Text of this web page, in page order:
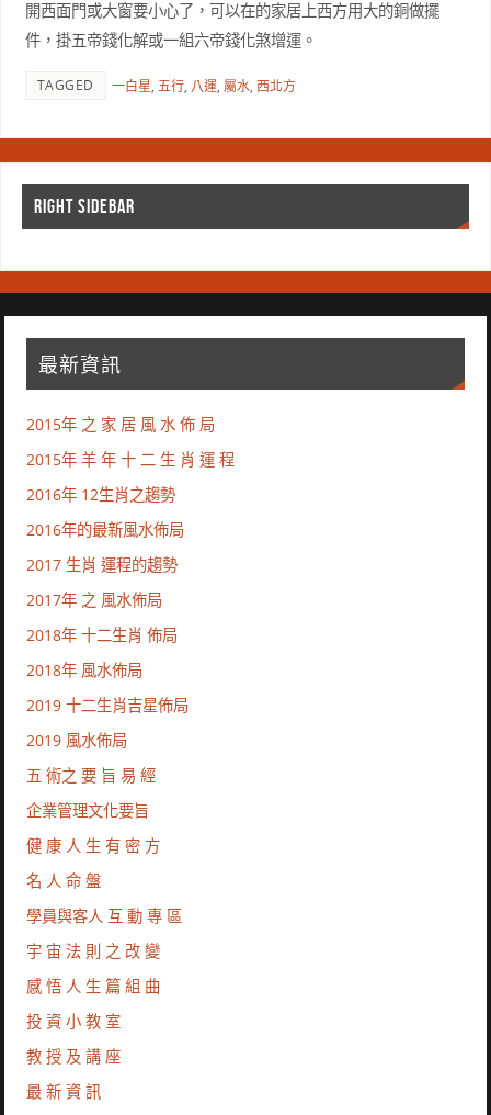
開西面門或大窗要小心了，可以在的家居上西方用大的銅做擺
件，掛五帝錢化解或一組六帝錢化煞增運。
TAGGED 一白星, 五行, 八運, 屬水, 西北方
RIGHT SIDEBAR
最新資訊
2015年 之 家 居 風 水 佈 局
2015年 羊 年 十 二 生 肖 運 程
2016年 12生肖之趨勢
2016年的最新風水佈局
2017 生肖 運程的趨勢
2017年 之 風水佈局
2018年 十二生肖 佈局
2018年 風水佈局
2019 十二生肖吉星佈局
2019 風水佈局
五 術之 要 旨 易 經
企業管理文化要旨
健 康 人 生 有 密 方
名 人 命 盤
學員與客人 互 動 專 區
宇 宙 法 則 之 改 變
感 悟 人 生 篇 組 曲
投 資 小 教 室
教 授 及 講 座
最 新 資 訊